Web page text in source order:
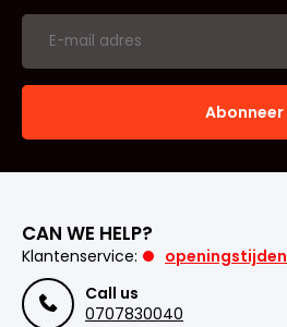
Abonneer
CAN WE HELP?
Klantenservice:
openingstijden
Call us
0707830040